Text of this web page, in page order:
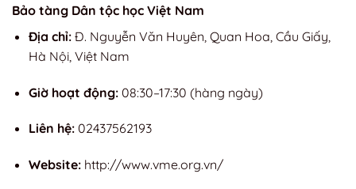
Bảo tàng Dân tộc học Việt Nam
Địa chỉ: Đ. Nguyễn Văn Huyên, Quan Hoa, Cầu Giấy,
Hà Nội, Việt Nam
Giờ hoạt động: 08:30–17:30 (hàng ngày)
Liên hệ: 02437562193
Website: http://www.vme.org.vn/